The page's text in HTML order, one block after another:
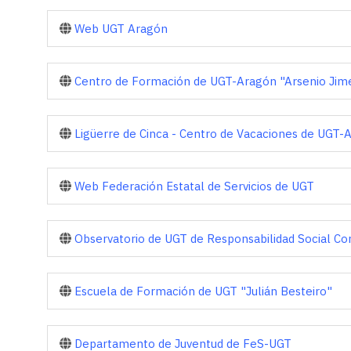
Web UGT Aragón
Centro de Formación de UGT-Aragón "Arsenio
Ligüerre de Cinca - Centro de Vacaciones de UGT-
Web Federación Estatal de Servicios de UGT
Observatorio de UGT de Responsabilidad Social
Escuela de Formación de UGT "Julián Besteiro"
Departamento de Juventud de FeS-UGT